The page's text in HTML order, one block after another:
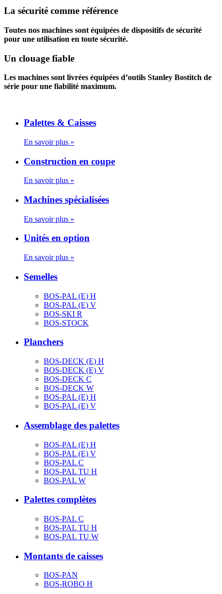
La sécurité comme référence
Toutes nos machines sont équipées de dispositifs de sécurité
pour une utilisation en toute sécurité.
Un clouage fiable
Les machines sont livrées équipées d’outils Stanley Bostitch de
série pour une fiabilité maximum.
Palettes & Caisses
En savoir plus »
Construction en coupe
En savoir plus »
Machines spécialisées
En savoir plus »
Unités en option
En savoir plus »
Semelles
BOS-PAL (E) H
BOS-PAL (E) V
BOS-SKI R
BOS-STOCK
Planchers
BOS-DECK (E) H
BOS-DECK (E) V
BOS-DECK C
BOS-DECK W
BOS-PAL (E) H
BOS-PAL (E) V
Assemblage des palettes
BOS-PAL (E) H
BOS-PAL (E) V
BOS-PAL C
BOS-PAL TU H
BOS-PAL W
Palettes complètes
BOS-PAL C
BOS-PAL TU H
BOS-PAL TU W
Montants de caisses
BOS-PAN
BOS-ROBO H